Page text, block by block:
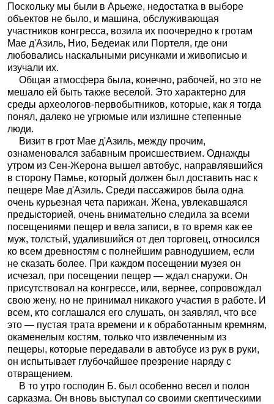
Поскольку мы были в Арьеже, недостатка в выборе
объектов не было, и машина, обслуживающая
участников конгресса, возила их поочередно к гротам
Мае д'Азиль, Нио, Бедеиак или Портеля, где они
любовались наскальными рисунками и живописью и
изучали их.
Общая атмосфера была, конечно, рабочей, но это не
мешало ей быть также веселой. Это характерно для
среды археологов-первобытников, которые, как я тогда
понял, далеко не угрюмые или излишне степенные
люди.
Визит в грот Мае д'Азиль, между прочим,
ознаменовался забавным происшествием. Однажды
утром из Сен-Жерона вышел автобус, направлявшийся
в сторону Памье, который должен был доставить нас к
пещере Мае д'Азиль. Среди пассажиров была одна
очень курьезная чета парижан. Жена, увлекавшаяся
предысторией, очень внимательно следила за всеми
посещениями пещер и вела записи, в то время как ее
муж, толстый, удалившийся от дел торговец, относился
ко всем древностям с полнейшим равнодушием, если
не сказать более. При каждом посещении музея он
исчезал, при посещении пещер — ждал снаружи. Он
присутствовал на конгрессе, или, вернее, сопровождал
свою жену, но не принимал никакого участия в работе. И
всем, кто соглашался его слушать, он заявлял, что все
это — пустая трата времени и к обработанным кремням,
окаменелым костям, только что извлеченным из
пещеры, которые передавали в автобусе из рук в руки,
он испытывает глубочайшее презрение наряду с
отвращением.
В то утро господин Б. был особенно весел и полон
сарказма. Он вновь выступал со своими скептическими